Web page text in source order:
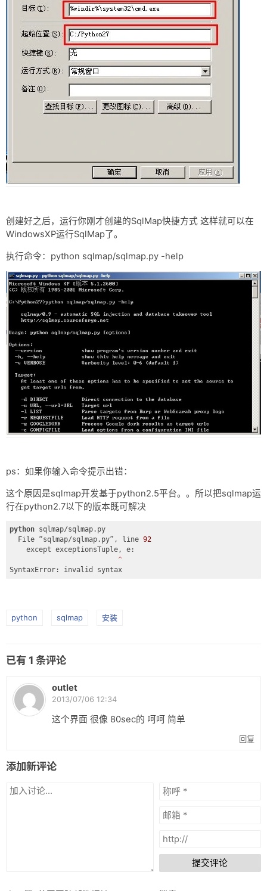
创建好之后，运行你刚才创建的SqlMap快捷方式 这样就可以在
WindowsXP运行SqlMap了。
执行命令：python sqlmap/sqlmap.py -help
ps：如果你输入命令提示出错：
这个原因是sqlmap开发基于python2.5平台。。所以把sqlmap运
行在python2.7以下的版本既可解决
python sqlmap/sqlmap.py
  File “sqlmap/sqlmap.py”, line
92
^
SyntaxError: invalid syntax
python sqlmap 安装
已有 1 条评论
outlet
2013/07/06 12:34
这个界面 很像 80sec的 呵呵 简单
回复
添加新评论
提交评论